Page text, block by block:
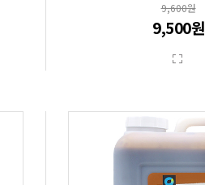
9,600원
9,500원